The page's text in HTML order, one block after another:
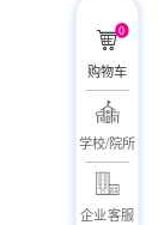
0
购物车
学校/院所
企业客服